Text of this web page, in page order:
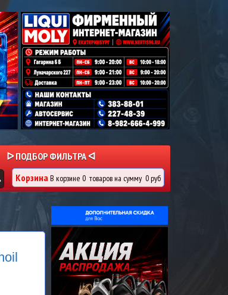
ᐅ ПОДБОР ФИЛЬТРА ᐊ
Корзина В корзине 0 товаровна сумму 0 руб